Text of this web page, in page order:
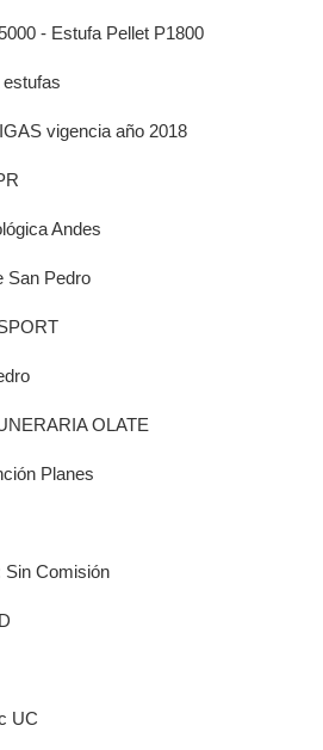
- Estufa Pellet P1800
vigencia año 2018
Andes
San Pedro
OLATE
Planes
Sin Comisión
UC